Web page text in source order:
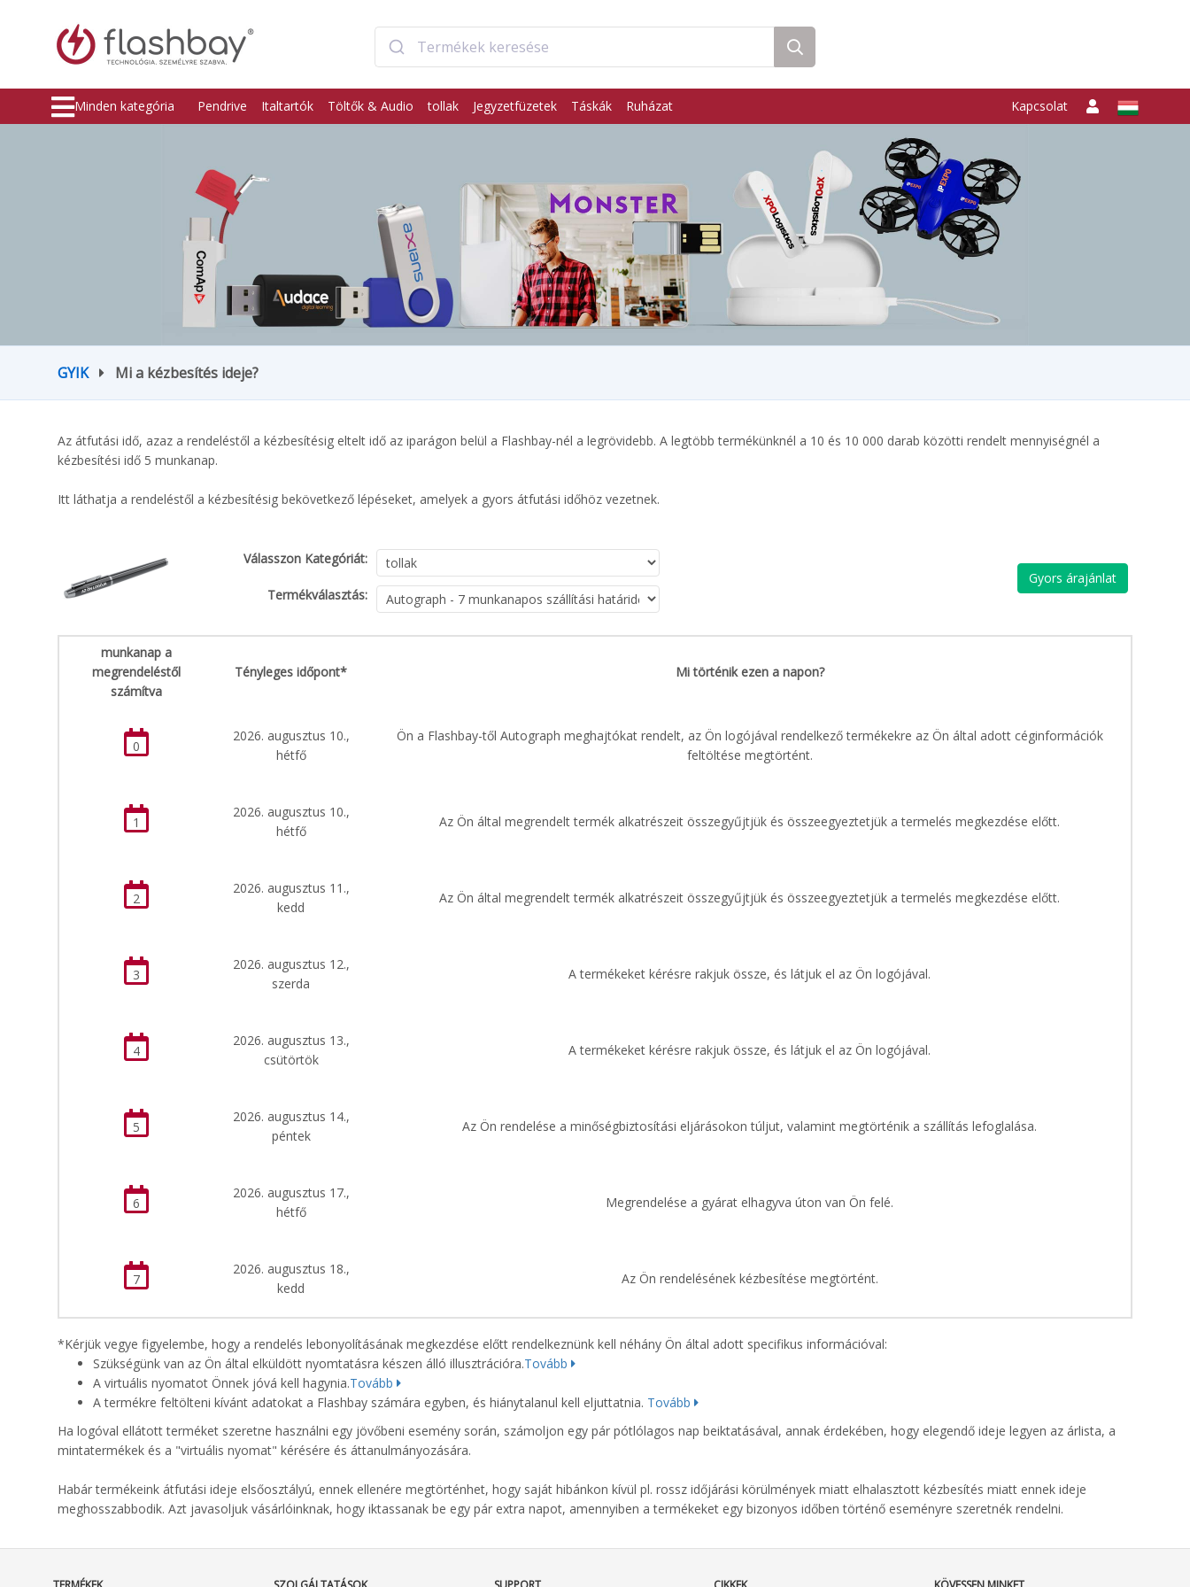
Minden kategória Pendrive Italtartók Töltők & Audio tollak Jegyzetfüzetek Táskák Ruházat Kapcsolat
GYIK Mi a kézbesítés ideje?
Az átfutási idő, azaz a rendeléstől a kézbesítésig eltelt idő az iparágon belül a Flashbay-nél a legrövidebb. A legtöbb termékünknél a 10 és 10 000 darab közötti rendelt mennyiségnél a
kézbesítési idő 5 munkanap.
Itt láthatja a rendeléstől a kézbesítésig bekövetkező lépéseket, amelyek a gyors átfutási időhöz vezetnek.
Válasszon Kategóriát:
Termékválasztás:
Gyors árajánlat
munkanap a
megrendeléstől
számítva
Tényleges időpont* Mi történik ezen a napon?
0
2026. augusztus 10.,
hétfő
Ön a Flashbay-től Autograph meghajtókat rendelt, az Ön logójával rendelkező termékekre az Ön által adott céginformációk
feltöltése megtörtént.
1
2026. augusztus 10.,
hétfő
Az Ön által megrendelt termék alkatrészeit összegyűjtjük és összeegyeztetjük a termelés megkezdése előtt.
2
2026. augusztus 11.,
kedd
Az Ön által megrendelt termék alkatrészeit összegyűjtjük és összeegyeztetjük a termelés megkezdése előtt.
3
2026. augusztus 12.,
szerda
A termékeket kérésre rakjuk össze, és látjuk el az Ön logójával.
4
2026. augusztus 13.,
csütörtök
A termékeket kérésre rakjuk össze, és látjuk el az Ön logójával.
5
2026. augusztus 14.,
péntek
Az Ön rendelése a minőségbiztosítási eljárásokon túljut, valamint megtörténik a szállítás lefoglalása.
6
2026. augusztus 17.,
hétfő
Megrendelése a gyárat elhagyva úton van Ön felé.
7
2026. augusztus 18.,
kedd
Az Ön rendelésének kézbesítése megtörtént.
*Kérjük vegye figyelembe, hogy a rendelés lebonyolításának megkezdése előtt rendelkeznünk kell néhány Ön által adott specifikus információval:
Szükségünk van az Ön által elküldött nyomtatásra készen álló illusztrációra.Tovább
A virtuális nyomatot Önnek jóvá kell hagynia.Tovább
A termékre feltölteni kívánt adatokat a Flashbay számára egyben, és hiánytalanul kell eljuttatnia. Tovább
Ha logóval ellátott terméket szeretne használni egy jövőbeni esemény során, számoljon egy pár pótlólagos nap beiktatásával, annak érdekében, hogy elegendő ideje legyen az árlista, a
mintatermékek és a "virtuális nyomat" kérésére és áttanulmányozására.
Habár termékeink átfutási ideje elsőosztályú, ennek ellenére megtörténhet, hogy saját hibánkon kívül pl. rossz időjárási körülmények miatt elhalasztott kézbesítés miatt ennek ideje
meghosszabbodik. Azt javasoljuk vásárlóinknak, hogy iktassanak be egy pár extra napot, amennyiben a termékeket egy bizonyos időben történő eseményre szeretnék rendelni.